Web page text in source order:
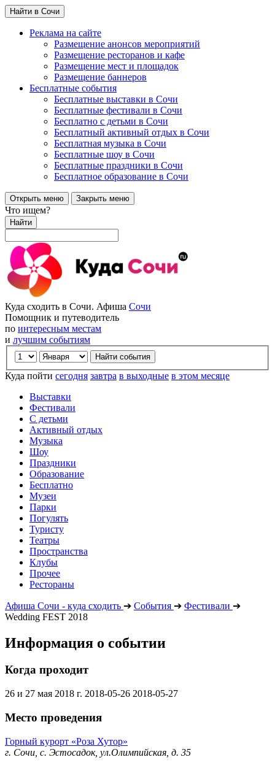
Найти в Сочи
Реклама на сайте
Размещение анонсов мероприятий
Размещение ресторанов и кафе
Размещение мест и площадок
Размещение баннеров
Бесплатные события
Бесплатные выставки в Сочи
Бесплатные фестивали в Сочи
Бесплатно с детьми в Сочи
Бесплатный активный отдых в Сочи
Бесплатная музыка в Сочи
Бесплатные шоу в Сочи
Бесплатные праздники в Сочи
Бесплатное образование в Сочи
Открыть меню Закрыть меню
Что ищем?
Найти
Куда сходить в Сочи. Афиша Сочи
Помощник и путеводитель
по интересным местам
и лучшим событиям
Куда пойти сегодня завтра в выходные в этом месяце
Выставки
Фестивали
С детьми
Активный отдых
Музыка
Шоу
Праздники
Образование
Бесплатно
Музеи
Парки
Погулять
Туристу
Театры
Пространства
Клубы
Прочее
Рестораны
Афиша Сочи - куда сходить ➔ События ➔ Фестивали ➔
Wedding FEST 2018
Информация о событии
Когда проходит
26 и 27 мая 2018 г. 2018-05-26 2018-05-27
Место проведения
Горный курорт «Роза Хутор»
г. Сочи, с. Эстосадок, ул.Олимпийская, д. 35